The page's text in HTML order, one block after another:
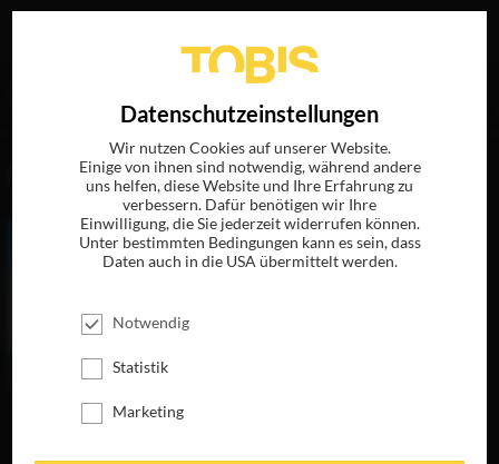
„Erika Olde“ergab folgende Treffer
Datenschutzeinstellungen
Wir nutzen Cookies auf unserer Website.
Einige von ihnen sind notwendig, während andere
uns helfen, diese Website und Ihre Erfahrung zu
verbessern. Dafür benötigen wir Ihre
Einwilligung, die Sie jederzeit widerrufen können.
Unter bestimmten Bedingungen kann es sein, dass
Daten auch in die USA übermittelt werden.
Notwendig
Statistik
Marketing